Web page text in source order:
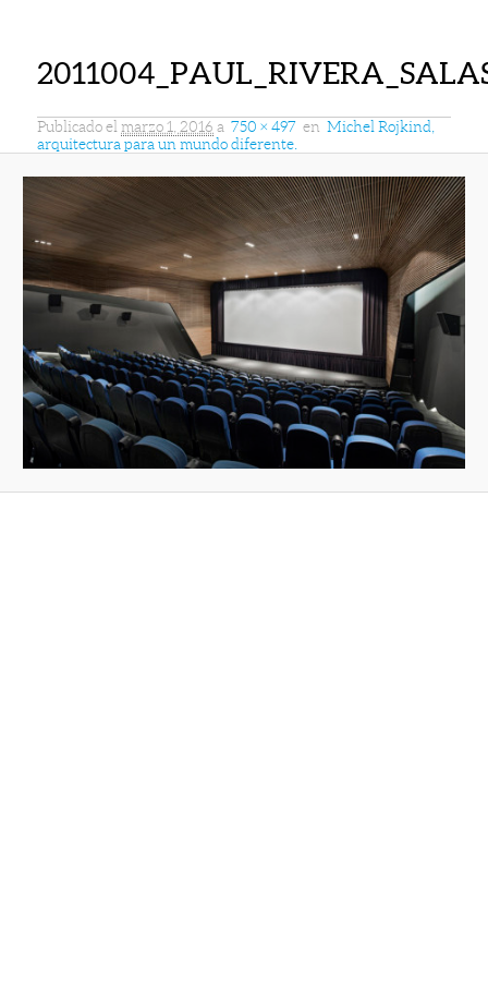
Publicado el marzo 1, 2016 a 750 × 497 en Michel Rojkind,
arquitectura para un mundo diferente.